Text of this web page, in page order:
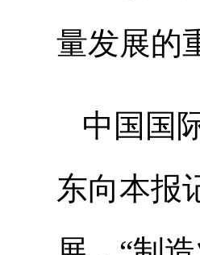
量发展的
中国国
东向本报